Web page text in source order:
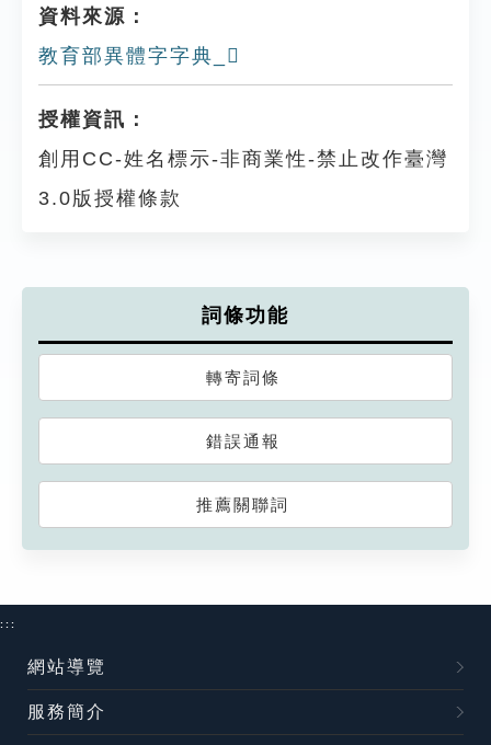
資料來源：
教育部異體字字典_𨪒
授權資訊：
創用CC-姓名標示-非商業性-禁止改作臺灣
3.0版授權條款
詞條功能
轉寄詞條
錯誤通報
推薦關聯詞
:::
網站導覽
服務簡介